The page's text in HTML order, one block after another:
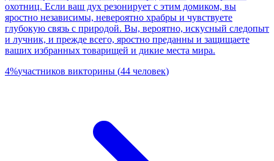
охотниц. Если ваш дух резонирует с этим домиком, вы
яростно независимы, невероятно храбры и чувствуете
глубокую связь с природой. Вы, вероятно, искусный следопыт
и лучник, и прежде всего, яростно преданны и защищаете
ваших избранных товарищей и дикие места мира.
4%участников викторины (44 человек)